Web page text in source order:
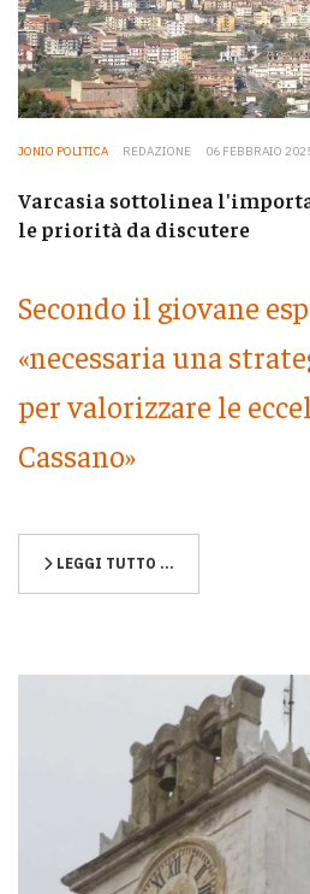
JONIO POLITICA REDAZIONE 06 FEBBRAIO
Varcasia sottolinea
le priorità da discutere
Secondo il giovane
«necessaria una
per valorizzare le
Cassano»
LEGGI TUTTO …